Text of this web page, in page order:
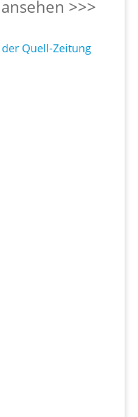
>>>
Quell-Zeitung